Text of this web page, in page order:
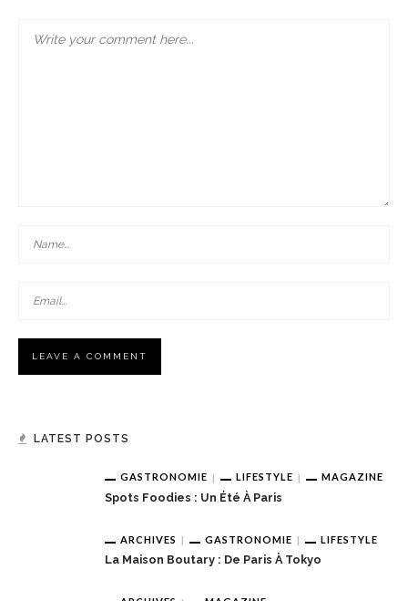
LATEST POSTS
GASTRONOMIE LIFESTYLE MAGAZINE
Spots Foodies : Un Été À Paris
ARCHIVES GASTRONOMIE LIFESTYLE
La Maison Boutary : De Paris À Tokyo